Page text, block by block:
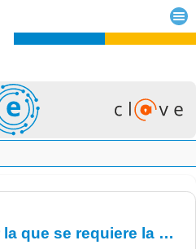
Resolución DGG por la que se requiere la documentación justificativa de las subvenciones de la Intervención Sectorial Apícola 2024